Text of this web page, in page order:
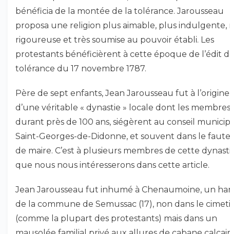
bénéficia de la montée de la tolérance. Jarousseau
proposa une religion plus aimable, plus indulgente,
rigoureuse et très soumise au pouvoir établi. Les
protestants bénéficièrent à cette époque de l’édit
tolérance du 17 novembre 1787.
Père de sept enfants, Jean Jarousseau fut à l’origine
d’une véritable « dynastie » locale dont les
durant près de 100 ans, siégèrent au conseil
Saint-Georges-de-Didonne, et souvent dans le
de maire. C’est à plusieurs membres de cette
que nous nous intéresserons dans cette article.
Jean Jarousseau fut inhumé à Chenaumoine, un
de la commune de Semussac (17), non dans le
(comme la plupart des protestants) mais dans un